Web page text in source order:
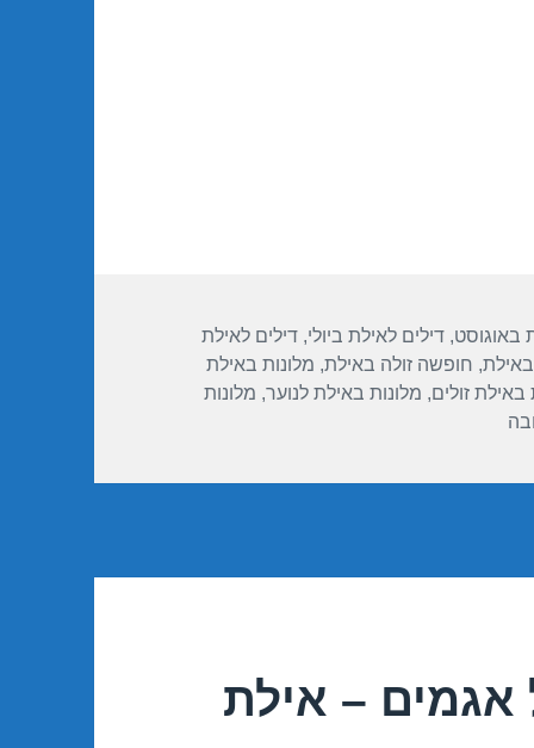
באוגוסט,דילים לאילת ביולי,דילים לאילת
, חופשה זולה באילת, מלונות באילת
באילת זולים, מלונות באילת לנוער, מלונות
אגמים – אילת